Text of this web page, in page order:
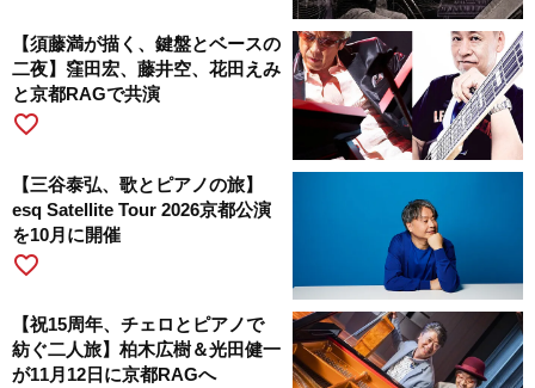
【須藤満が描く、鍵盤とベースの
二夜】窪田宏、藤井空、花田えみ
と京都RAGで共演
favorite_border
【三谷泰弘、歌とピアノの旅】
esq Satellite Tour 2026京都公演
を10月に開催
favorite_border
【祝15周年、チェロとピアノで
紡ぐ二人旅】柏木広樹＆光田健一
が11月12日に京都RAGへ